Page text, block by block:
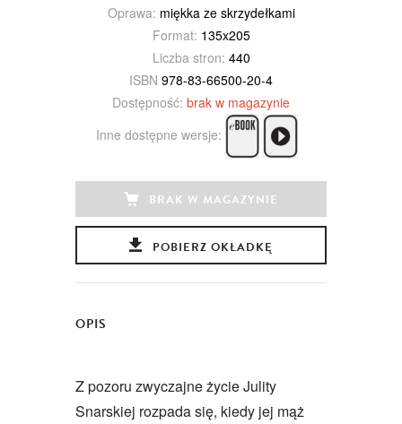
Oprawa: miękka ze skrzydełkami
Format: 135x205
Liczba stron: 440
ISBN 978-83-66500-20-4
Dostępność: brak w magazynie
Inne dostępne wersje:
BRAK W MAGAZYNIE
POBIERZ OKŁADKĘ
OPIS
Z pozoru zwyczajne życie Julity
Snarskiej rozpada się, kiedy jej mąż